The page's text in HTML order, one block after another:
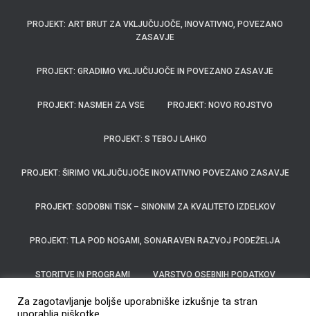
PROJEKT: ART BRUT ZA VKLJUČUJOČE, INOVATIVNO, POVEZANO
ZASAVJE
PROJEKT: GRADIMO VKLJUČUJOČE IN POVEZANO ZASAVJE
PROJEKT: NASMEH ZA VSE PROJEKT: NOVO ROJSTVO
PROJEKT: S TEBOJ LAHKO
PROJEKT: ŠIRIMO VKLJUČUJOČE INOVATIVNO POVEZANO ZASAVJE
PROJEKT: SODOBNI TISK – SINONIM ZA KVALITETO IZDELKOV
PROJEKT: TLA POD NOGAMI, SONARAVEN RAZVOJ PODEŽELJA
STORITVE IN PROGRAMI VARSTVO OSEBNIH PODATKOV
ZA SVOJCE ZGODOVINA
Za zagotavljanje boljše uporabniške izkušnje ta stran